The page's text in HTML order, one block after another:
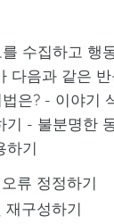
수집하고 행
다음과 같은
은? - 이야기
기 - 불분명한
하기
류 정정하기
구성하기